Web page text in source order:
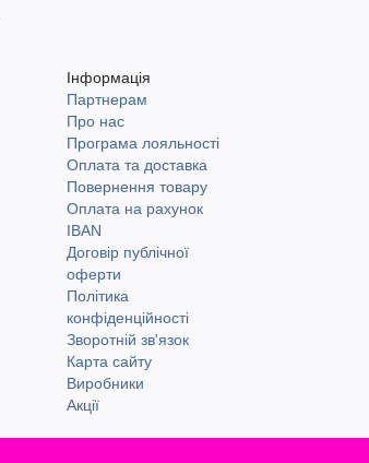
Інформація
Партнерам
Про нас
Програма лояльності
Оплата та доставка
Повернення товару
Оплата на рахунок
IBAN
Договір публічної
оферти
Політика
конфіденційності
Зворотній зв'язок
Карта сайту
Виробники
Акції